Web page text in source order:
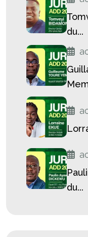
du...
du...